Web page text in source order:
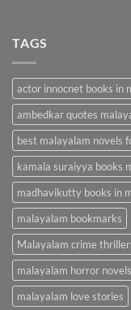
TAGS
actor innocnet books in
ambedkar quotes
best malayalam novels
kamala suraiyya books
madhavikutty books in
malayalam bookmarks
Malayalam crime
malayalam horror novels
malayalam love stories